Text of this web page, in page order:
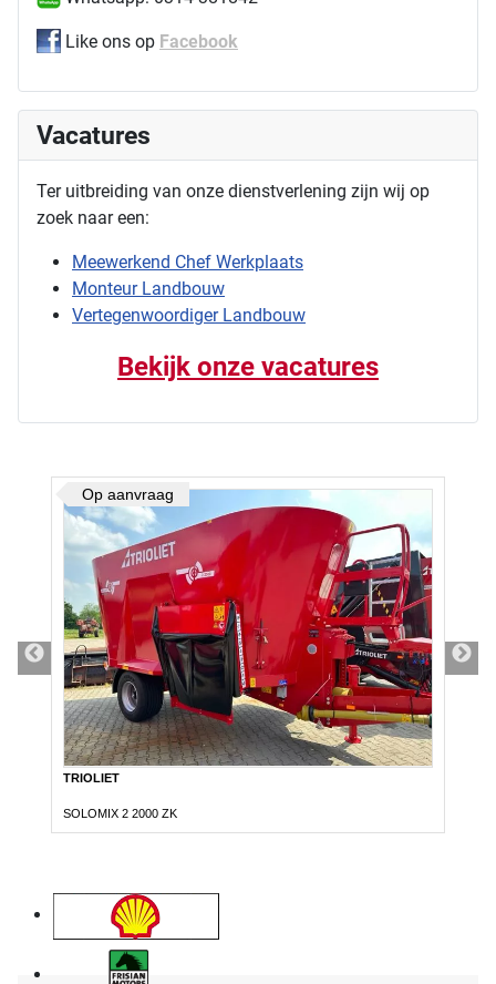
Like ons op Facebook
Vacatures
Ter uitbreiding van onze dienstverlening zijn wij op
zoek naar een:
Meewerkend Chef Werkplaats
Monteur Landbouw
Vertegenwoordiger Landbouw
Bekijk onze vacatures
Op aanvraag
TRIOLIET
SOLOMIX 2 2000 ZK